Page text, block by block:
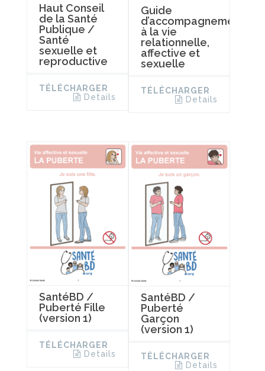
Haut Conseil
de la Santé
Publique /
Santé
sexuelle et
reproductive
TÉLÉCHARGER
Details
Guide
d’accompagnement
à la vie
relationnelle,
affective et
sexuelle
TÉLÉCHARGER
Details
SantéBD /
Puberté Fille
(version 1)
TÉLÉCHARGER
Details
SantéBD /
Puberté
Garçon
(version 1)
TÉLÉCHARGER
Details